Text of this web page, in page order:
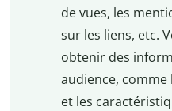
de vues, les
sur les liens, etc.
obtenir des
audience,
et les